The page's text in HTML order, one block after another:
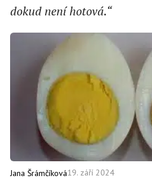
dokud není hotová.“
Jana Šrámčíková19. září 2024